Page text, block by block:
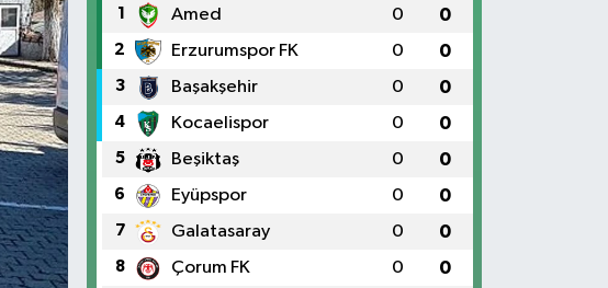
1 Amed 0 0
2 Erzurumspor FK 0 0
3 Başakşehir 0 0
4 Kocaelispor 0 0
5 Beşiktaş 0 0
6 Eyüpspor 0 0
7 Galatasaray 0 0
8 Çorum FK 0 0